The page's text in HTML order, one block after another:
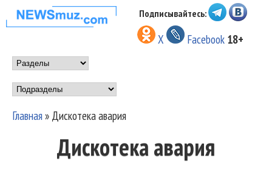
Перейти к основному
содержанию
НОВОСТИ
МУЗЫКИ И
ШОУ БИЗНЕСА
NEWSMUZ.COM
Подписывайтесь:
X Facebook 18+
Main menu
Подразделы
Вы здесь
Главная» Дискотека авария
Дискотека авария